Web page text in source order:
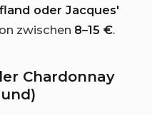
oder Jacques'
zwischen 8–15 €.
Chardonnay